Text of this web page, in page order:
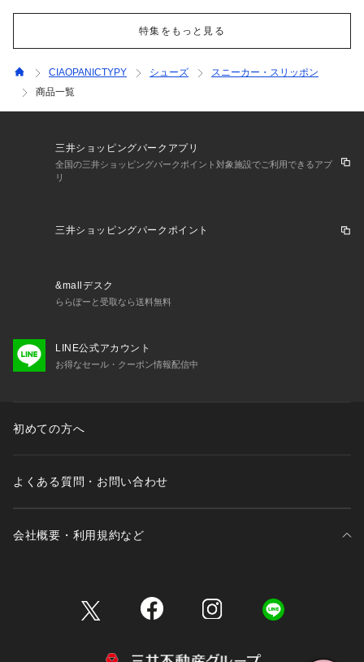
特集をもっと見る
CIAOPANICTYPY シューズ
スニーカー・スリッポン
商品一覧
三井ショッピングパークアプリ
全国の三井ショッピングパークポイント対象施設でご利用できるアプ
リ
三井ショッピングパークポイント
&mallデスク
ららぽーと受取なら送料無料
LINE公式アカウント
お得なセール・クーポン情報配信中
初めての方へ
よくある質問・お問い合わせ
会社概要・利用規約など